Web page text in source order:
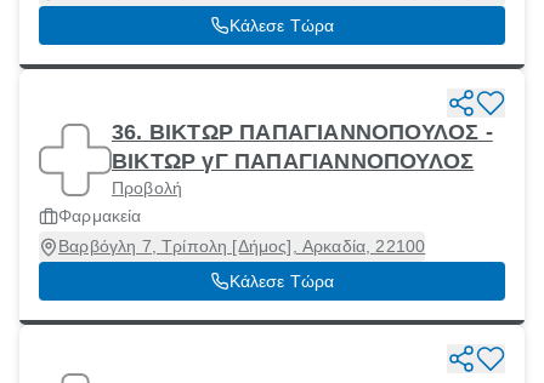
Αρκαδία, 14231
Κάλεσε Τώρα
36. ΒΙΚΤΩΡ ΠΑΠΑΓΙΑΝΝΟΠΟΥΛΟΣ -
ΒΙΚΤΩΡ γΓ ΠΑΠΑΓΙΑΝΝΟΠΟΥΛΟΣ
Προβολή
Φαρμακεία
Βαρβόγλη 7, Τρίπολη [Δήμος], Αρκαδία, 22100
Κάλεσε Τώρα